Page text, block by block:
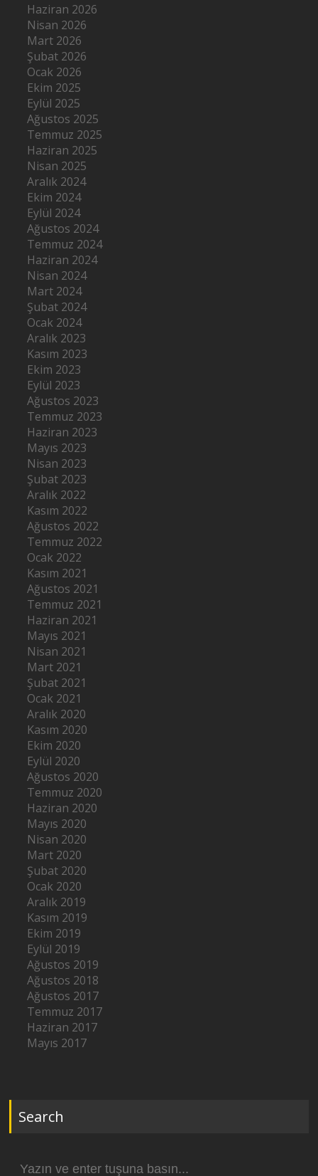
Haziran 2026
Nisan 2026
Mart 2026
Şubat 2026
Ocak 2026
Ekim 2025
Eylül 2025
Ağustos 2025
Temmuz 2025
Haziran 2025
Nisan 2025
Aralık 2024
Ekim 2024
Eylül 2024
Ağustos 2024
Temmuz 2024
Haziran 2024
Nisan 2024
Mart 2024
Şubat 2024
Ocak 2024
Aralık 2023
Kasım 2023
Ekim 2023
Eylül 2023
Ağustos 2023
Temmuz 2023
Haziran 2023
Mayıs 2023
Nisan 2023
Şubat 2023
Aralık 2022
Kasım 2022
Ağustos 2022
Temmuz 2022
Ocak 2022
Kasım 2021
Ağustos 2021
Temmuz 2021
Haziran 2021
Mayıs 2021
Nisan 2021
Mart 2021
Şubat 2021
Ocak 2021
Aralık 2020
Kasım 2020
Ekim 2020
Eylül 2020
Ağustos 2020
Temmuz 2020
Haziran 2020
Mayıs 2020
Nisan 2020
Mart 2020
Şubat 2020
Ocak 2020
Aralık 2019
Kasım 2019
Ekim 2019
Eylül 2019
Ağustos 2019
Ağustos 2018
Ağustos 2017
Temmuz 2017
Haziran 2017
Mayıs 2017
Search